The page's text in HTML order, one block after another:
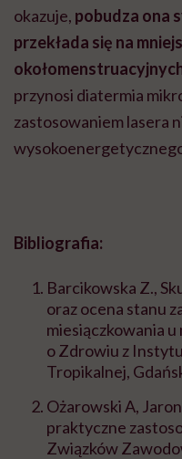
okazuje, pobudza ona
przekłada się na
przynosi diatermia
zastosowaniem lasera
Bibliografia:
Barcikowska Z.,
oraz ocena stanu
miesiączkowania u
o Zdrowiu z
Tropikalnej,
Ożarowski A,
praktyczne
Związków